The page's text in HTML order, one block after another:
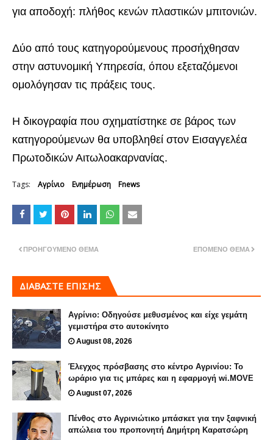
για αποδοχή: πλήθος κενών πλαστικών μπιτονιών.
Δύο από τους κατηγορούμενους προσήχθησαν
στην αστυνομική Υπηρεσία, όπου εξεταζόμενοι
ομολόγησαν τις πράξεις τους.
Η δικογραφία που σχηματίστηκε σε βάρος των
κατηγορούμενων θα υποβληθεί στον Εισαγγελέα
Πρωτοδικών Αιτωλοακαρνανίας.
Tags: Αγρίνιο Ενημέρωση Fnews
ΕΠΌΜΕΝΟ ΘΈΜΑ
ΠΡΟΗΓΟΎΜΕΝΟ ΘΈΜΑ
ΔΙΑΒΑΣΤΕ ΕΠΙΣΗΣ
Αγρίνιο: Οδηγούσε μεθυσμένος και είχε γεμάτη
γεμιστήρα στο αυτοκίνητο
August 08, 2026
Έλεγχος πρόσβασης στο κέντρο Αγρινίου: Το
ωράριο για τις μπάρες και η εφαρμογή wi.MOVE
August 07, 2026
Πένθος στο Αγρινιώτικο μπάσκετ για την ξαφνική
απώλεια του προπονητή Δημήτρη Καρατσώρη